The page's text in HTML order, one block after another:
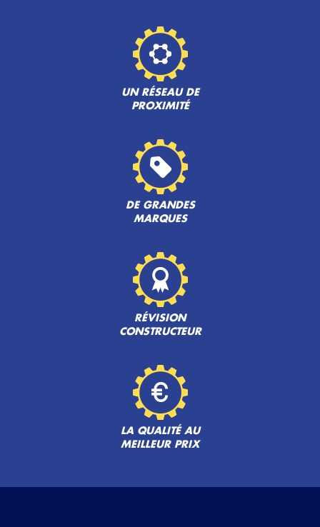
UN RÉSEAU DE
PROXIMITÉ
DE GRANDES
MARQUES
RÉVISION
CONSTRUCTEUR
LA QUALITÉ AU
MEILLEUR PRIX